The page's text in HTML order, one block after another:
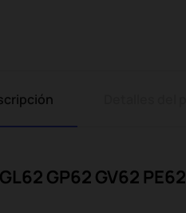
GP62 GV62 PE62